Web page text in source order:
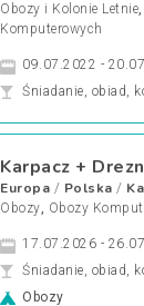
Obozy i Kolonie Letnie,
Komputerowych
09.07.2022 -
Śniadanie, obiad,
Karpacz +
Europa / Polska /
Obozy, Obozy
17.07.2026 -
Śniadanie, obiad,
Obozy